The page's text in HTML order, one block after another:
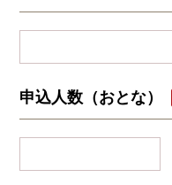
申込人数（おとな）